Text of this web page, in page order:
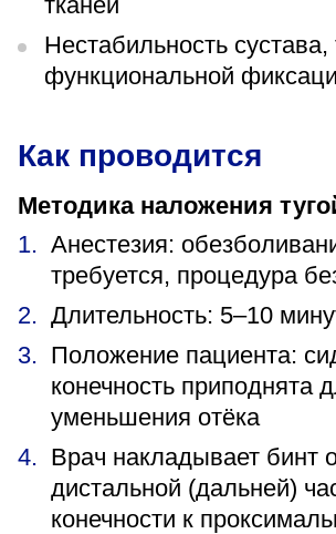
Нестабильность
функциональной
Как проводится
Методика наложения
Анестезия:
требуется, процедура
Длительность: 5–10
Положение пациента:
конечность приподнята
уменьшения отёка
Врач накладывает бинт
дистальной (дальней)
конечности к